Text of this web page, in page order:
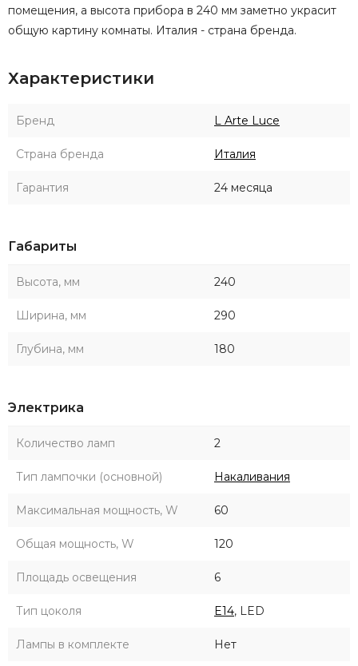
помещения, а высота прибора в 240 мм заметно украсит
общую картину комнаты. Италия - страна бренда.
Характеристики
Бренд L Arte Luce
Страна бренда Италия
Гарантия 24 месяца
Габариты
Высота, мм 240
Ширина, мм 290
Глубина, мм 180
Электрика
Количество ламп 2
Тип лампочки (основной) Накаливания
Максимальная мощность, W 60
Общая мощность, W 120
Площадь освещения 6
Тип цоколя E14, LED
Лампы в комплекте Нет